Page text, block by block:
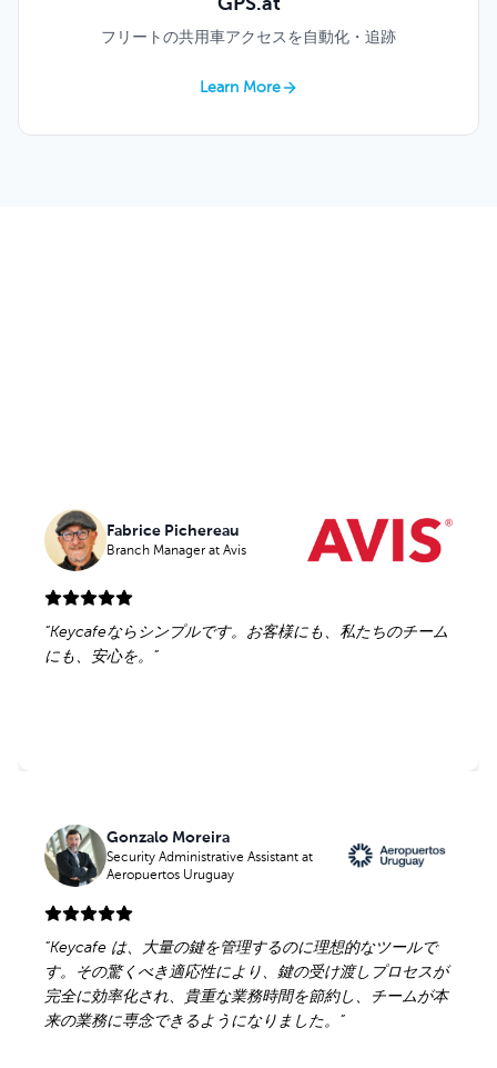
フリートの共用車アクセスを自動化・追跡
Learn More
Fabrice Pichereau
Branch Manager at Avis
“Keycafeならシンプルです。お客様にも、私たちのチーム
にも、安心を。 ”
Fabrice Pichereau
Branch Manager at Avis
“Keycafeならシンプルです。お客様にも、私たちのチーム
にも、安心を。 ”
Gonzalo Moreira
Security Administrative Assistant at
Aeropuertos Uruguay
“Keycafe は、大量の鍵を管理するのに理想的なツールで
す。その驚くべき適応性により、鍵の受け渡しプロセスが
完全に効率化され、貴重な業務時間を節約し、チームが本
来の業務に専念できるようになりました。 ”
Gonzalo Moreira
Security Administrative Assistant at
Aeropuertos Uruguay
“Keycafe は、大量の鍵を管理するのに理想的なツールで
す。その驚くべき適応性により、鍵の受け渡しプロセスが
完全に効率化され、貴重な業務時間を節約し、チームが本
来の業務に専念できるようになりました。 ”